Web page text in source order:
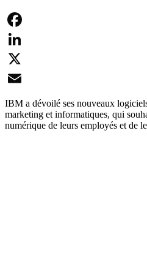
Facebook
LinkedIn
X
Email
IBM a dévoilé ses nouveaux
marketing et informatiques, qui
numérique de leurs employés et de